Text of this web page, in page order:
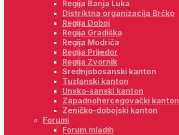
Regija Banja Luka
Distriktna organizacija Brčko
Regija Doboj
Regija Gradiška
Regija Modriča
Regija Prijedor
Regija Zvornik
Srednjobosanski kanton
Tuzlanski kanton
Unsko-sanski kanton
Zapadnohercegovački kanton
Zeničko-dobojski kanton
Forumi
Forum mladih